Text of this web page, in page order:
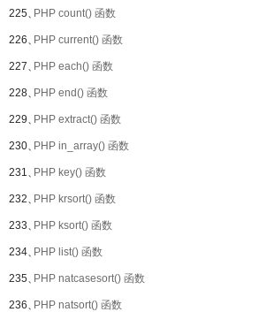
225、PHP count() 函数
226、PHP current() 函数
227、PHP each() 函数
228、PHP end() 函数
229、PHP extract() 函数
230、PHP in_array() 函数
231、PHP key() 函数
232、PHP krsort() 函数
233、PHP ksort() 函数
234、PHP list() 函数
235、PHP natcasesort() 函数
236、PHP natsort() 函数